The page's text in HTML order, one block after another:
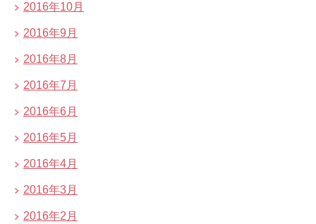
2016年10月
2016年9月
2016年8月
2016年7月
2016年6月
2016年5月
2016年4月
2016年3月
2016年2月